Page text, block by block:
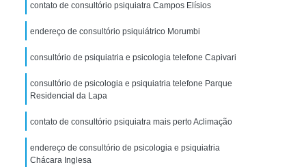
de Uso de êxtase
Tratamento Crise de Ansiedade
Tratamento de Ansiedade
Tratamento para Ansiedade e Depressão
Interior de São Paulo
Tratamento para Crise de Ansiedade
Transtorno de Ansiedade
contato de consultório psiquiatra Campos Elísios
endereço de consultório psiquiátrico Morumbi
consultório de psiquiatria e psicologia telefone Capivari
consultório de psicologia e psiquiatria telefone Parque
Residencial da Lapa
contato de consultório psiquiatra mais perto Aclimação
endereço de consultório de psicologia e psiquiatria
Chácara Inglesa